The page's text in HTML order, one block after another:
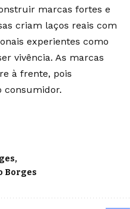
marcas fortes e
criam laços reais com
experientes como
vivência. As marcas
à frente, pois
consumidor.
Borges